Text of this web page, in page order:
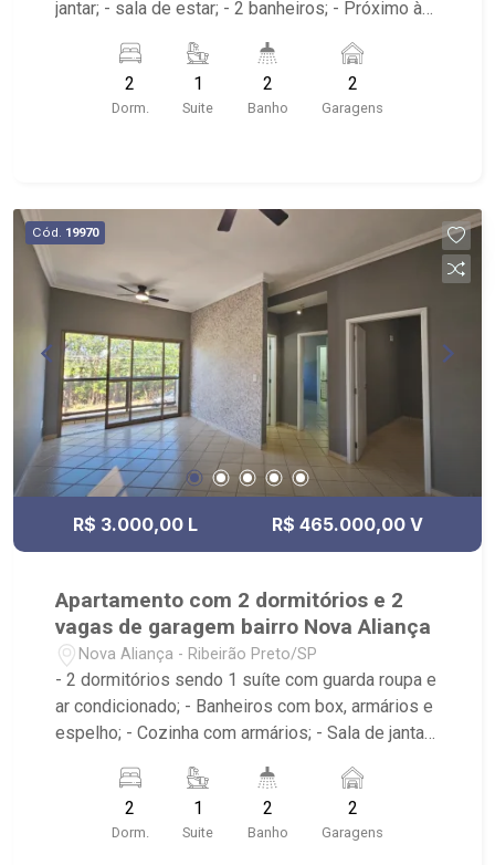
jantar; - sala de estar; - 2 banheiros; - Próximo à
Condomínio com roof top (piscina, academia
entre outros);
2
Dorm.
1
Suite
2
Banho
2
Garagens
Cód. 19970
R$ 3.000,00 L R$ 465.000,00 V
Apartamento com 2 dormitórios e 2
vagas de garagem bairro Nova Aliança
Nova Aliança - Ribeirão Preto/SP
- 2 dormitórios sendo 1 suíte com guarda roupa e
ar condicionado; - Banheiros com box, armários e
espelho; - Cozinha com armários; - Sala de jantar
vagas de garagem; - Sacada; - iluminação; -
Próximo ao Diones Pizzas e Esfirras, Sesh
Planet Pods, ilha do sol beach sports
2
Dorm.
1
Suite
2
Banho
2
Garagens